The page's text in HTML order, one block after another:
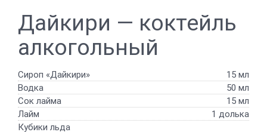
Дайкири — коктейль
алкогольный
Сироп «Дайкири»
15 мл
Водка
50 мл
Сок лайма
15 мл
Лайм
1 долька
Кубики льда